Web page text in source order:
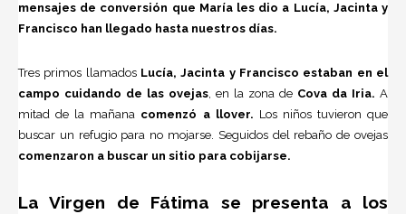
mensajes de conversión que María les dio a Lucía, Jacinta y
Francisco han llegado hasta nuestros días.
Tres primos llamados Lucía, Jacinta y Francisco estaban en el
campo cuidando de las ovejas, en la zona de Cova da Iria. A
mitad de la mañana comenzó a llover. Los niños tuvieron que
buscar un refugio para no mojarse. Seguidos del rebaño de ovejas
comenzaron a buscar un sitio para cobijarse.
La Virgen de Fátima se presenta a los